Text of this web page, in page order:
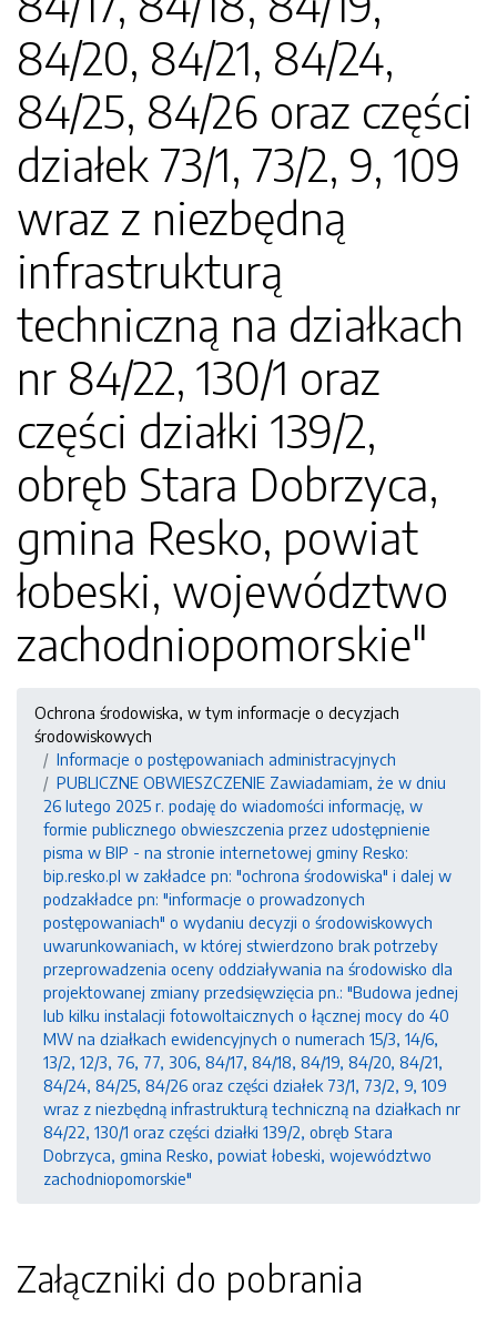
84/20, 84/21, 84/24,
84/25, 84/26 oraz części
działek 73/1, 73/2, 9, 109
wraz z niezbędną
infrastrukturą
techniczną na działkach
nr 84/22, 130/1 oraz
części działki 139/2,
obręb Stara Dobrzyca,
gmina Resko, powiat
łobeski, województwo
zachodniopomorskie"
Ochrona środowiska, w tym informacje o decyzjach
środowiskowych
Informacje o postępowaniach administracyjnych
PUBLICZNE OBWIESZCZENIE Zawiadamiam, że w dniu
26 lutego 2025 r. podaję do wiadomości informację, w
formie publicznego obwieszczenia przez udostępnienie
pisma w BIP - na stronie internetowej gminy Resko:
bip.resko.pl w zakładce pn: "ochrona środowiska" i dalej w
podzakładce pn: "informacje o prowadzonych
postępowaniach" o wydaniu decyzji o środowiskowych
uwarunkowaniach, w której stwierdzono brak potrzeby
przeprowadzenia oceny oddziaływania na środowisko dla
projektowanej zmiany przedsięwzięcia pn.: "Budowa jednej
lub kilku instalacji fotowoltaicznych o łącznej mocy do 40
MW na działkach ewidencyjnych o numerach 15/3, 14/6,
13/2, 12/3, 76, 77, 306, 84/17, 84/18, 84/19, 84/20, 84/21,
84/24, 84/25, 84/26 oraz części działek 73/1, 73/2, 9, 109
wraz z niezbędną infrastrukturą techniczną na działkach nr
84/22, 130/1 oraz części działki 139/2, obręb Stara
Dobrzyca, gmina Resko, powiat łobeski, województwo
zachodniopomorskie"
Załączniki do pobrania